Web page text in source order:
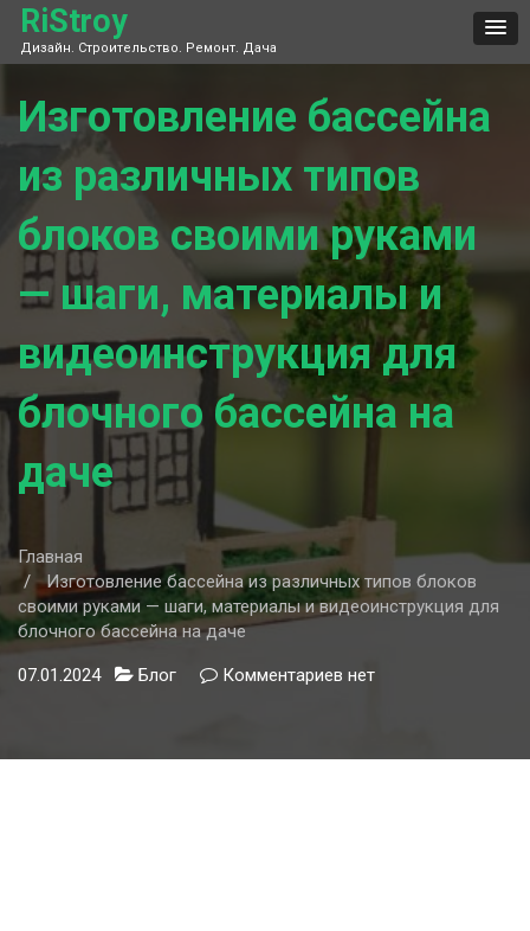
Skip
content
RiStroy
Дизайн. Строительство. Ремонт. Дача
Изготовление бассейна
из различных типов
блоков своими руками
— шаги, материалы и
видеоинструкция для
блочного бассейна на
даче
Главная
Изготовление бассейна из различных типов блоков
своими руками — шаги, материалы и видеоинструкция для
блочного бассейна на даче
07.01.2024 Блог Комментариев кнет